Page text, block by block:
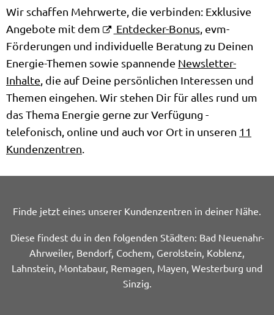
Wir schaffen Mehrwerte, die verbinden: Exklusive
Angebote mit dem
Entdecker-Bonus, evm-
Förderungen und individuelle Beratung zu Deinen
Energie-Themen sowie spannende Newsletter-
Inhalte , die auf Deine persönlichen Interessen und
Themen eingehen. Wir stehen Dir für alles rund um
das Thema Energie gerne zur Verfügung -
telefonisch, online und auch vor Ort in unseren 11
Kundenzentren
Finde jetzt eines unserer Kundenzentren in deiner Nähe.
Diese findest du in den folgenden Städten: Bad Neuenahr-
Ahrweiler, Bendorf, Cochem, Gerolstein, Koblenz,
Lahnstein, Montabaur, Remagen, Mayen, Westerburg und
Sinzig.